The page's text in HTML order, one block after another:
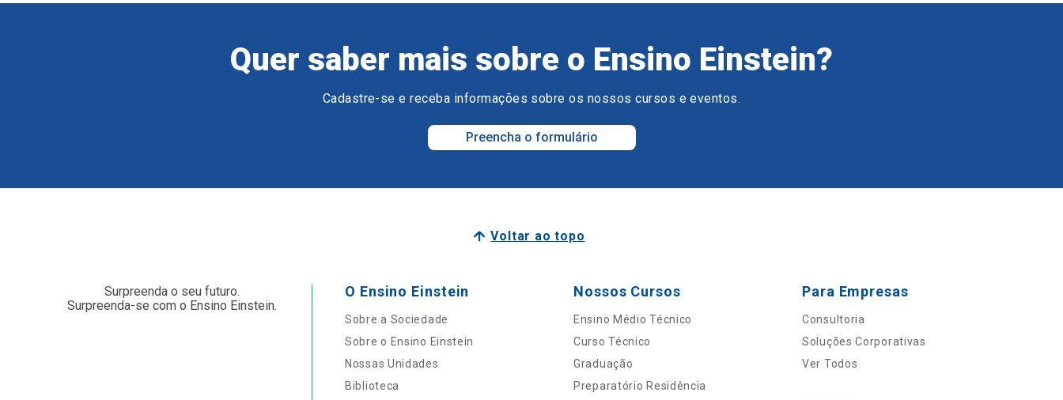
Quer saber mais sobre o Ensino Einstein?
Cadastre-se e receba informações sobre os nossos cursos e eventos.
Preencha o formulário
Voltar ao topo
Surpreenda o seu futuro.
Surpreenda-se com o Ensino Einstein.
O Ensino Einstein
Sobre a Sociedade
Sobre o Ensino Einstein
Nossas Unidades
Biblioteca
Nossos Cursos
Ensino Médio Técnico
Curso Técnico
Graduação
Preparatório Residência
Para Empresas
Consultoria
Soluções Corporativas
Ver Todos